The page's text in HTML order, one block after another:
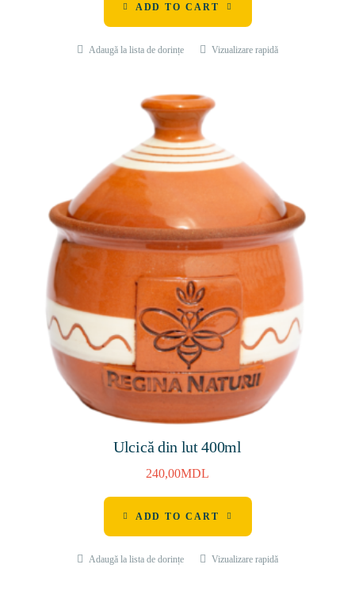
ADD TO CART
Adaugă la lista de dorințe Vizualizare rapidă
Ulcică din lut 400ml
240,00MDL
ADD TO CART
Adaugă la lista de dorințe Vizualizare rapidă